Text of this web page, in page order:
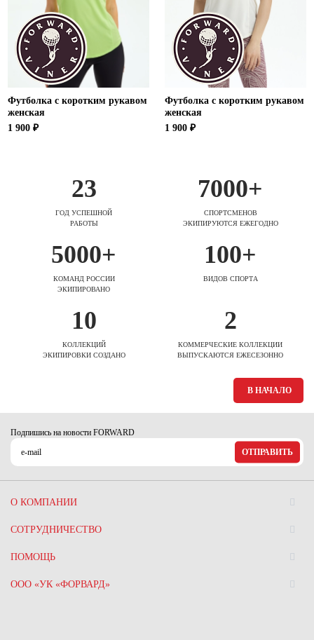
Футболка с коротким рукавом
женская
1 900 ₽
Футболка с коротким рукавом
женская
1 900 ₽
23
ГОД УСПЕШНОЙ
РАБОТЫ
7000+
СПОРТСМЕНОВ
ЭКИПИРУЮТСЯ ЕЖЕГОДНО
5000+
КОМАНД РОССИИ
ЭКИПИРОВАНО
100+
ВИДОВ СПОРТА
10
КОЛЛЕКЦИЙ
ЭКИПИРОВКИ СОЗДАНО
2
КОММЕРЧЕСКИЕ КОЛЛЕКЦИИ
ВЫПУСКАЮТСЯ ЕЖЕСЕЗОННО
В НАЧАЛО
Подпишись на новости FORWARD
ОТПРАВИТЬ
О КОМПАНИИ
СОТРУДНИЧЕСТВО
ПОМОЩЬ
ООО «УК «ФОРВАРД»